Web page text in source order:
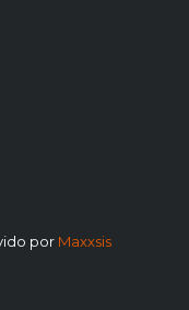
por Maxxsis